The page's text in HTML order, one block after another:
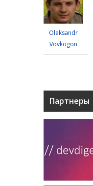
Oleksandr
Vovkogon
Партнеры